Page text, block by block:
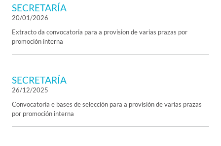
SECRETARÍA
20/01/2026
Extracto da convocatoria para a provision de varias prazas por
promoción interna
SECRETARÍA
26/12/2025
Convocatoria e bases de selección para a provisión de varias prazas
por promoción interna